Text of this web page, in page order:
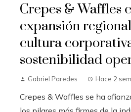
Crepes & Waffles
expansión
cultura
sostenibilidad
Gabriel Paredes Hace 2
Crepes & Waffles se ha